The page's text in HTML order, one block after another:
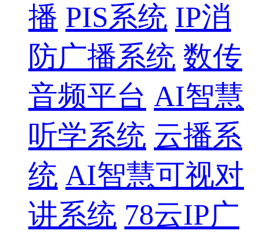
播 PIS系统 IP消
防广播系统 数传
音频平台 AI智慧
听学系统 云播系
统 AI智慧可视对
讲系统 78云IP广